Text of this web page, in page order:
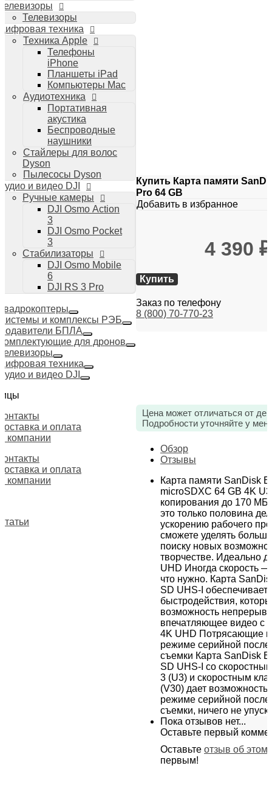
Телевизоры
техника
Техника Apple
Телефоны
iPhone
Планшеты iPad
Компьютеры Mac
Аудиотехника
Портативная
акустика
Беспроводные
наушники
Стайлеры для волос
Dyson
Пылесосы Dyson
и видео DJI
Ручные камеры
DJI Osmo Action
3
DJI Osmo Pocket
3
Стабилизаторы
DJI Osmo Mobile
6
DJI RS 3 Pro
и комплексы РЭБ
БПЛА
для дронов
техника
и видео DJI
и оплата
компании
и оплата
компании
Купить Карта памяти
Pro 64 GB
Добавить в избранное
4 390 ₽
Купить
Заказ по телефону
8 (800) 70-770-23
Цена может отличаться от
Подробности уточняйте у
Обзор
Отзывы
Карта памяти SanDisk
microSDXC 64 GB 4K
копирования до 170
это только половина
ускорению рабочего
сможете уделять
поиску новых
творчестве. Идеально
UHD Иногда скорость
что нужно. Карта
SD UHS-I обеспечивает
быстродействия,
возможность
впечатляющее видео с
4K UHD Потрясающие
режиме серийной
съемки Карта SanDisk
SD UHS-I со
3 (U3) и скоростным
(V30) дает возможность
режиме серийной
съемки, ничего не
Пока отзывов нет...
Оставьте первый
Оставьте отзыв об этом
первым!